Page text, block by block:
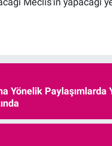
Yönelik